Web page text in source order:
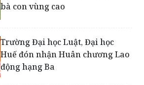
bà con vùng cao
Trường Đại học Luật, Đại học
Huế đón nhận Huân chương Lao
động hạng Ba